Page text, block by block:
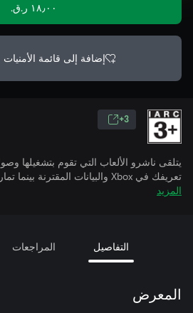
١٨٫٠٠ ر.ق.‏
إضافة إلى قائمة الأمنيات
3+
يتلقى ناشرو الألعاب التي تقوم بتشغيلها
تعريفك في Xbox والبيانات المقترنة بينما تمارس الألعاب.
المزيد
التفاصيل المراجعات
المعرض